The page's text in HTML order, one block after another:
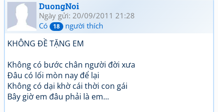
DuongNoi
Ngày gửi: 20/09/2011 21:28
Có
18 người thích
KHÔNG ĐỀ TẶNG EM
Không có bước chân người đời xưa
Đâu có lối mòn nay để lại
Không có dại khờ cái thời con gái
Bây giờ em đâu phải là em...